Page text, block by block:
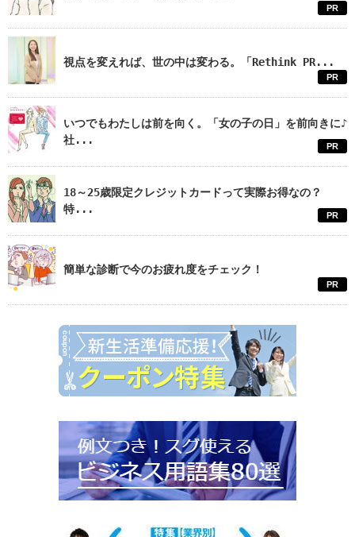
PR
視点を変えれば、世の中は変わる。「Rethink PR...
PR
いつでもわたしは前を向く。「女の子の日」を前向きに♪
社...
PR
18～25歳限定クレジットカードって実際お得なの？
特...
PR
簡単な診断で今のお疲れ度をチェック！
PR